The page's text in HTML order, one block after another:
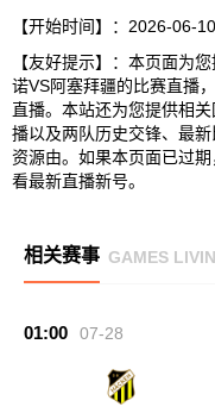
【开始时间】：2026-06-
【友好提示】：本页面为
诺VS阿塞拜疆的比赛直播
直播。本站还为您提供相
播以及两队历史交锋、最
资源由。如果本页面已过
看最新直播新号。
相关赛事 GAMES
01:00 07-28